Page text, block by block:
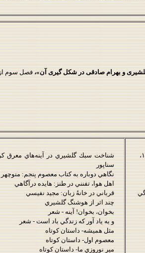
و بهرام صادقی در شکل ­گیری آن»،فصل سوم
گردآوري حسين سناپور، نشر ديگر، چاپ اول: ۱۳۸۰،
شناخت سبك گلشيري در آينه‌هاي معرق
سناپور
نگاهي دوباره به كتاب معصوم پنجم:
اهل هوا، تفنني در طنز: هايده درآگاهي
قرباني در خانهُ زبان: مجيد نفيسي
چند اثر ازهوشنگ گلشيري
بخوان، بخوان! آينه - شعر
و به ياد آور كه زندگي باد است - شعر
مثل هميشه- داستان كوتاه
معصوم اول- داستان كوتاه
مير نوروزي ما- داستان كوتاه